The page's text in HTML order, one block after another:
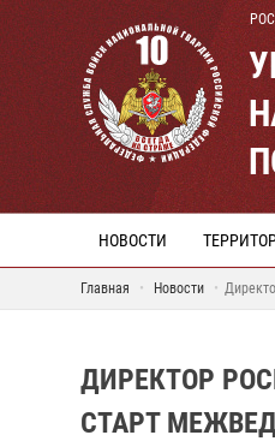
НОВОСТИ
Главная Новости
ДИРЕКТОР
СТАРТ